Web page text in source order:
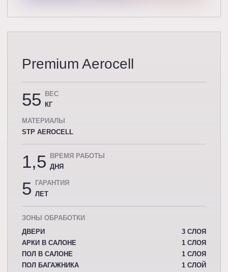
Premium Aerocell
55
ВЕС
КГ
МАТЕРИАЛЫ
STP AEROCELL
1,5
ВРЕМЯ РАБОТЫ
ДНЯ
5
ГАРАНТИЯ
ЛЕТ
ЗОНЫ ОБРАБОТКИ
ДВЕРИ
3 СЛОЯ
АРКИ В САЛОНЕ
1 СЛОЯ
ПОЛ В САЛОНЕ
1 СЛОЯ
ПОЛ БАГАЖНИКА
1 СЛОЙ